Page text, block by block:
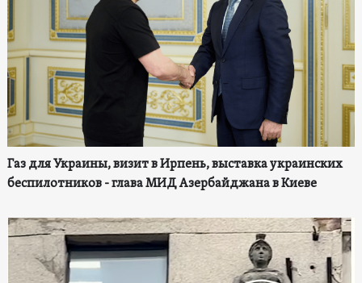
Газ для Украины, визит в Ирпень, выставка украинских
беспилотников - глава МИД Азербайджана в Киеве